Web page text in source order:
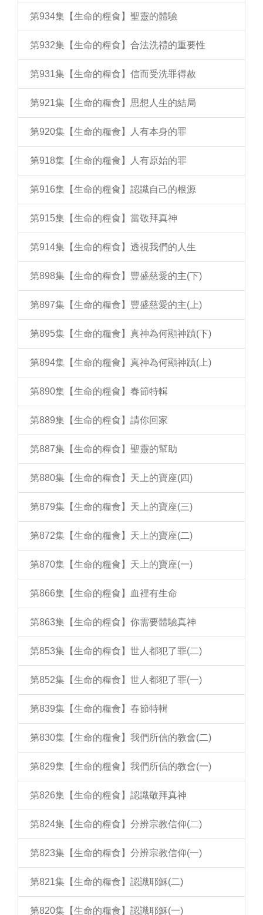
第934集【生命的糧食】聖靈的體驗
第932集【生命的糧食】合法洗禮的重要性
第931集【生命的糧食】信而受洗罪得赦
第921集【生命的糧食】思想人生的結局
第920集【生命的糧食】人有本身的罪
第918集【生命的糧食】人有原始的罪
第916集【生命的糧食】認識自己的根源
第915集【生命的糧食】當敬拜真神
第914集【生命的糧食】透視我們的人生
第898集【生命的糧食】豐盛慈愛的主(下)
第897集【生命的糧食】豐盛慈愛的主(上)
第895集【生命的糧食】真神為何顯神蹟(下)
第894集【生命的糧食】真神為何顯神蹟(上)
第890集【生命的糧食】春節特輯
第889集【生命的糧食】請你回家
第887集【生命的糧食】聖靈的幫助
第880集【生命的糧食】天上的寶座(四)
第879集【生命的糧食】天上的寶座(三)
第872集【生命的糧食】天上的寶座(二)
第870集【生命的糧食】天上的寶座(一)
第866集【生命的糧食】血裡有生命
第863集【生命的糧食】你需要體驗真神
第853集【生命的糧食】世人都犯了罪(二)
第852集【生命的糧食】世人都犯了罪(一)
第839集【生命的糧食】春節特輯
第830集【生命的糧食】我們所信的教會(二)
第829集【生命的糧食】我們所信的教會(一)
第826集【生命的糧食】認識敬拜真神
第824集【生命的糧食】分辨宗教信仰(二)
第823集【生命的糧食】分辨宗教信仰(一)
第821集【生命的糧食】認識耶穌(二)
第820集【生命的糧食】認識耶穌(一)